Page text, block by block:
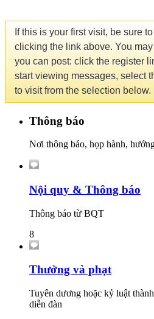
If this is your first visit, be sure
clicking the link above. You
you can post: click the register
start viewing messages, select
to visit from the selection below.
Thông báo
Nơi thông báo, họp hành,
Nội quy & Thông báo
Thông báo từ BQT
8
Thưởng và phạt
Tuyên dương hoặc kỷ luật
diễn đàn